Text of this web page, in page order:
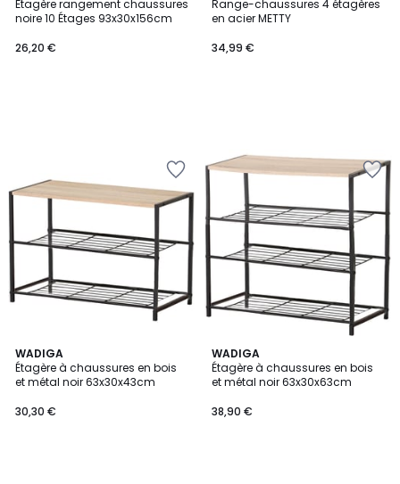
Étagère rangement chaussures
noire 10 Étages 93x30x156cm
26,20 €
Range-chaussures 4 étagères
en acier METTY
34,99 €
WADIGA
Étagère à chaussures en bois
et métal noir 63x30x43cm
30,30 €
WADIGA
Étagère à chaussures en bois
et métal noir 63x30x63cm
38,90 €